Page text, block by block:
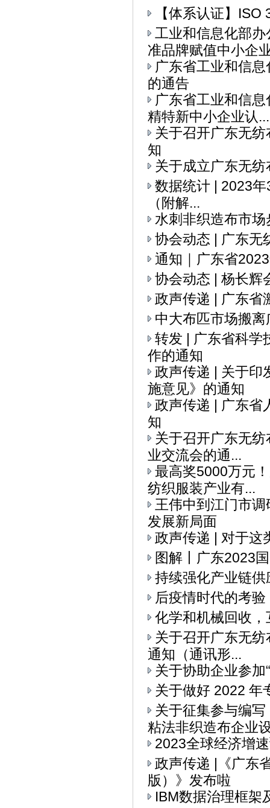
【体系认证】
工业和信息化部
准品牌赋值中小企
广东省工业和信
的通告
广东省工业和信
精特新中小企业认...
关于召开广东无
知
关于成立广东无
数据统计 | 2023
（附解...
水刺非织造布市
协会动态 | ​广东无
通知｜广东省
协会动态 | 杨长辉
政声传递 | 广东省
中大布匹市场搬
转发 | 广东省科学
作的通知
政声传递 | 关于印
施意见》的通知
政声传递 | 广东省
知
关于召开广东无纺
业交流会的通...
最高奖5000万元
纺织服装产业有...
王伟中到江门市
发展新局面
政声传递 | 对于
图解丨广东2023
持续强化产业链
后疫情时代的考验
化学和机械回收
关于召开广东无
通知（通讯形...
关于协助企业参加
关于做好 2022 年
关于征集参与编
粘法非织造布企业
2023全球经济增
政声传递 |《广东
版）》发布啦
IBM数据治理框架